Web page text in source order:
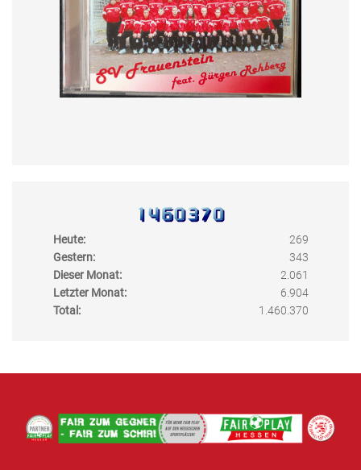
Heute:
269
Gestern:
343
Dieser Monat:
2.061
Letzter Monat:
6.904
Total:
1.460.370